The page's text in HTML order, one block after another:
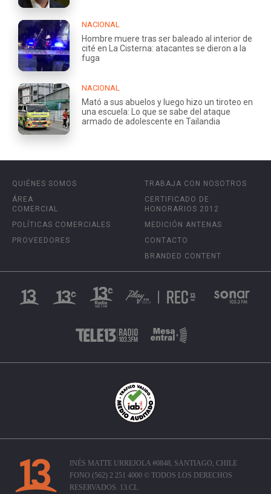
NACIONAL
Hombre muere tras ser baleado al interior de
cité en La Cisterna: atacantes se dieron a la
fuga
NACIONAL
Mató a sus abuelos y luego hizo un tiroteo en
una escuela: Lo que se sabe del ataque
armado de adolescente en Tailandia
QUIÉNES SOMOS
ÁREA
COMERCIAL
POLÍTICAS COMERCIALES
PROVEEDORES
TRABAJA CON NOSOTROS
CERTIFICADO DE
HONORARIOS 2012
MEDICIÓN ANTENAS
CONTACTO
BRANDED CONTENT
INÉS MATTE URREJOLA #0848, SANTIAGO, CHILE
FONO (562) 2 251 4000 © TODOS LOS DERECHOS
RESERVADOS. 13.CL